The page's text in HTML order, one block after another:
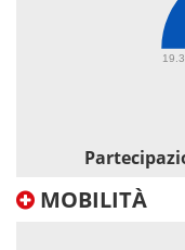
19.3
MOBILITÀ